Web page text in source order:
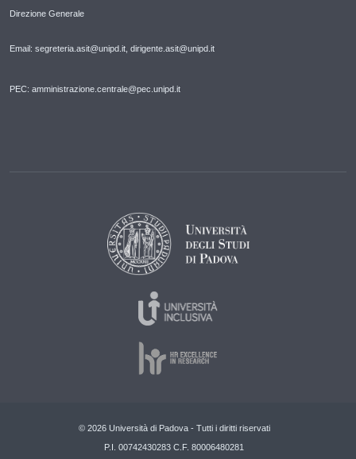
Direzione Generale
Email: segreteria.asit@unipd.it, dirigente.asit@unipd.it
PEC: amministrazione.centrale@pec.unipd.it
© 2026 Università di Padova - Tutti i diritti riservati
P.I. 00742430283 C.F. 80006480281